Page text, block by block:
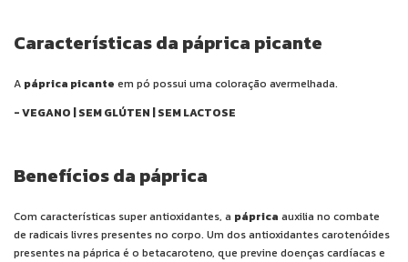
Características da páprica picante
A páprica picante em pó possui uma coloração avermelhada.
- VEGANO | SEM GLÚTEN | SEM LACTOSE
Benefícios da páprica
Com características super antioxidantes, a páprica auxilia no combate
de radicais livres presentes no corpo. Um dos antioxidantes carotenóides
presentes na páprica é o betacaroteno, que previne doenças cardíacas e